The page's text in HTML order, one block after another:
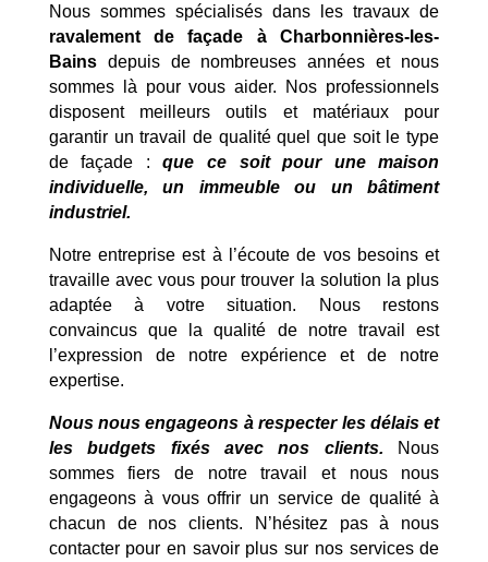
Nous sommes spécialisés dans les travaux de
ravalement de façade à Charbonnières-les-
Bainsdepuis de nombreuses années et nous
sommes là pour vous aider. Nos professionnels
disposent meilleurs outils et matériaux pour
garantir un travail de qualité quel que soit le type
de façade :que ce soit pour une maison
individuelle, un immeuble ou un bâtiment
industriel.
Notre entreprise est à l’écoute de vos besoins et
travaille avec vous pour trouver la solution la plus
adaptée à votre situation. Nous restons
convaincus que la qualité de notre travail est
l’expression de notre expérience et de notre
expertise.
Nous nous engageons à respecter les délais et
les budgets fixés avec nos clients. Nous
sommes fiers de notre travail et nous nous
engageons à vous offrir un service de qualité à
chacun de nos clients. N’hésitez pas à nous
contacter pour en savoir plus sur nos services de